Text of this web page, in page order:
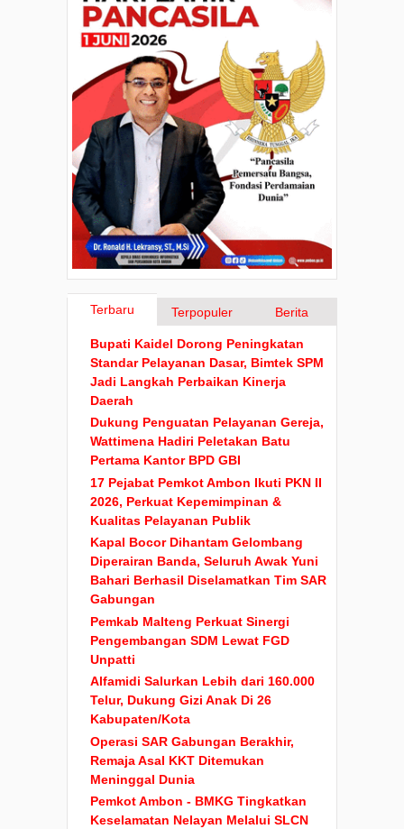
Terbaru Terpopuler Berita
Bupati Kaidel Dorong Peningkatan
Standar Pelayanan Dasar, Bimtek SPM
Jadi Langkah Perbaikan Kinerja
Daerah
Dukung Penguatan Pelayanan Gereja,
Wattimena Hadiri Peletakan Batu
Pertama Kantor BPD GBI
17 Pejabat Pemkot Ambon Ikuti PKN II
2026, Perkuat Kepemimpinan &
Kualitas Pelayanan Publik
Kapal Bocor Dihantam Gelombang
Diperairan Banda, Seluruh Awak Yuni
Bahari Berhasil Diselamatkan Tim SAR
Gabungan
Pemkab Malteng Perkuat Sinergi
Pengembangan SDM Lewat FGD
Unpatti
Alfamidi Salurkan Lebih dari 160.000
Telur, Dukung Gizi Anak Di 26
Kabupaten/Kota
Operasi SAR Gabungan Berakhir,
Remaja Asal KKT Ditemukan
Meninggal Dunia
Pemkot Ambon - BMKG Tingkatkan
Keselamatan Nelayan Melalui SLCN